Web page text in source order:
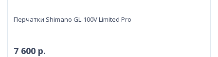
Перчатки Shimano GL-100V Limited Pro
7 600 р.